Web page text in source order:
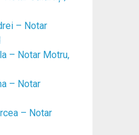
– Notar
– Notar Motru,
– Notar
– Notar